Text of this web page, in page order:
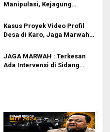
Manipulasi, Kejagung
Video Profil Desa Amsal
Sitepu
Kasus Proyek Video Profil
Desa di Karo, Jaga Marwah:
Jadi Tameng Kasus Korupsi
JAGA MARWAH : Terkesan
Ada Intervensi di Sidang